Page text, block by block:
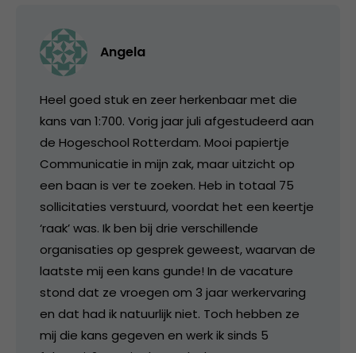
Angela
Heel goed stuk en zeer herkenbaar met die
kans van 1:700. Vorig jaar juli afgestudeerd aan
de Hogeschool Rotterdam. Mooi papiertje
Communicatie in mijn zak, maar uitzicht op
een baan is ver te zoeken. Heb in totaal 75
sollicitaties verstuurd, voordat het een keertje
‘raak’ was. Ik ben bij drie verschillende
organisaties op gesprek geweest, waarvan de
laatste mij een kans gunde! In de vacature
stond dat ze vroegen om 3 jaar werkervaring
en dat had ik natuurlijk niet. Toch hebben ze
mij die kans gegeven en werk ik sinds 5